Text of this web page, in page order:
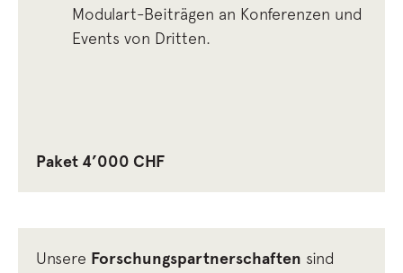
Modulart-Beiträgen an Konferenzen und
Events von Dritten.
Paket 4’000 CHF
Unsere Forschungspartnerschaften sind